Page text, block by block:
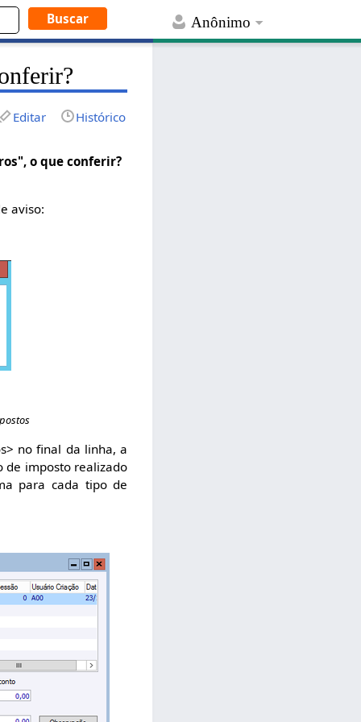
Anônimo
Editar Histórico
o que conferir?
aviso:
no final da linha, a
de imposto realizado
para cada tipo de